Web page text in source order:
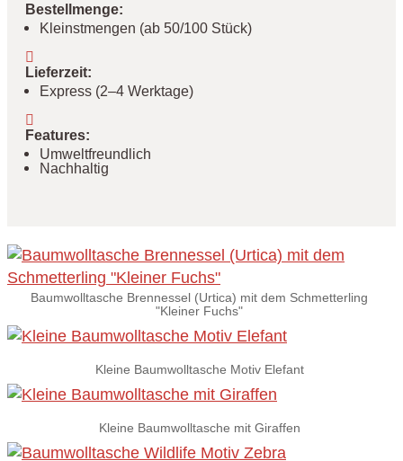
Bestellmenge:
Kleinstmengen (ab 50/100 Stück)
Lieferzeit:
Express (2–4 Werktage)
Features:
Umweltfreundlich
Nachhaltig
Baumwolltasche Brennessel (Urtica) mit dem Schmetterling
"Kleiner Fuchs"
Kleine Baumwolltasche Motiv Elefant
Kleine Baumwolltasche mit Giraffen